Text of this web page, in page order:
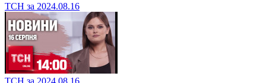
ТСН за 2024.08.16
ТСН за 2024.08.16